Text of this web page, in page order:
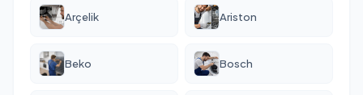
Arçelik Ariston
Beko Bosch